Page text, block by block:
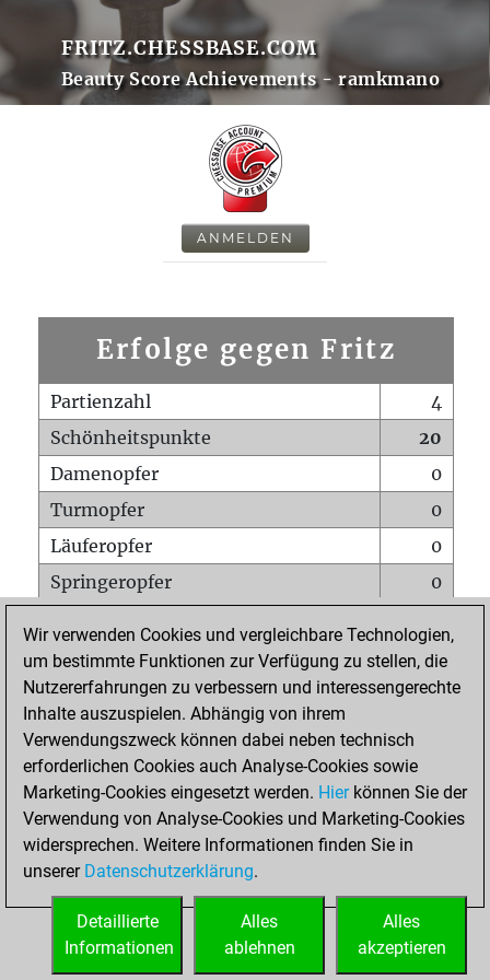
FRITZ.CHESSBASE.COM
Beauty Score Achievements - ramkmano
ANMELDEN
Erfolge gegen Fritz
Partienzahl
4
Schönheitspunkte
20
Damenopfer
0
Turmopfer
0
Läuferopfer
0
Springeropfer
0
Matt auf vollem Brett
0
Bauer setzt Matt
0
Erstickte Matts
Unterverwandlungen
Türme auf der siebten
0
STARTSEITE
Wir verwenden Cookies und vergleichbare Technologien,
um bestimmte Funktionen zur Verfügung zu stellen, die
Nutzererfahrungen zu verbessern und interessengerechte
Inhalte auszuspielen. Abhängig von ihrem
Verwendungszweck können dabei neben technisch
erforderlichen Cookies auch Analyse-Cookies sowie
Marketing-Cookies eingesetzt werden. Hierkönnen Sie der
Verwendung von Analyse-Cookies und Marketing-Cookies
widersprechen. Weitere Informationen finden Sie in
unserer Datenschutzerklärung.
Alles
akzeptieren
Alles
ablehnen
Detaillierte
Informationen